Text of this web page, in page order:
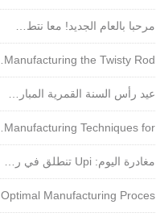
مرحبا بالعام الجديد! معا نتط…
Manufacturing the Twisty Rod…
عيد رأس السنة القمرية المبار…
Manufacturing Techniques for…
مغادرة اليوم: Upi تنطلق في ر…
Optimal Manufacturing Proces…